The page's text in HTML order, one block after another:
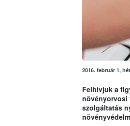
2016. február 1,
Felhívjuk a
növényorvosi
szolgáltatás